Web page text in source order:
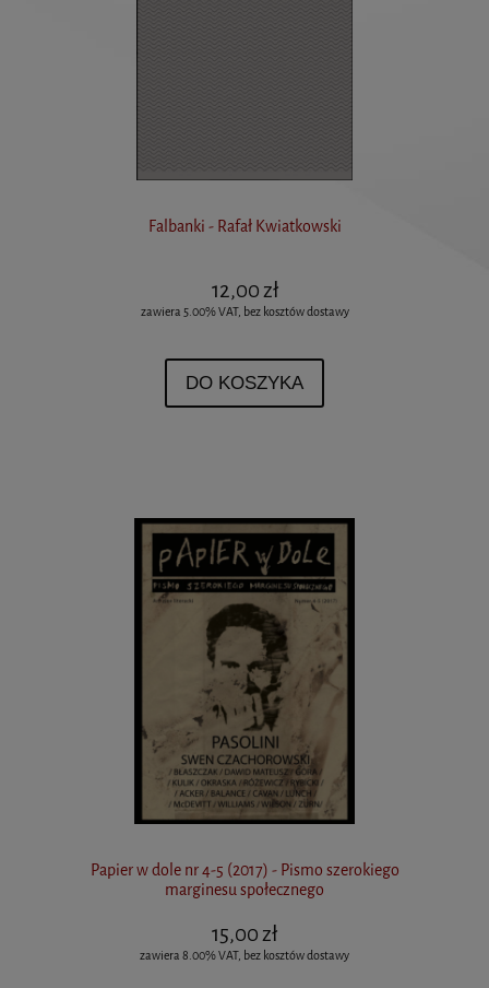
Falbanki - Rafał Kwiatkowski
12,00 zł
zawiera 5.00% VAT, bez kosztów dostawy
DO KOSZYKA
Papier w dole nr 4-5 (2017) - Pismo szerokiego
marginesu społecznego
15,00 zł
zawiera 8.00% VAT, bez kosztów dostawy